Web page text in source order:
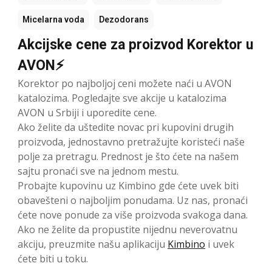
Micelarna voda Dezodorans
Akcijske cene za proizvod Korektor u
AVON⚡
Korektor po najboljoj ceni možete naći u AVON
katalozima. Pogledajte sve akcije u katalozima
AVON u Srbiji i uporedite cene.
Ako želite da uštedite novac pri kupovini drugih
proizvoda, jednostavno pretražujte koristeći naše
polje za pretragu. Prednost je što ćete na našem
sajtu pronaći sve na jednom mestu.
Probajte kupovinu uz Kimbino gde ćete uvek biti
obavešteni o najboljim ponudama. Uz nas, pronaći
ćete nove ponude za više proizvoda svakoga dana.
Ako ne želite da propustite nijednu neverovatnu
akciju, preuzmite našu aplikaciju Kimbino i uvek
ćete biti u toku.